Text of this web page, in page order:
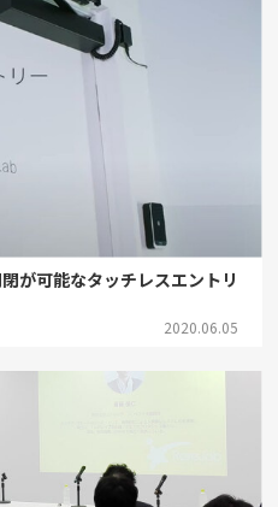
が可能なタッチレスエントリ
2020.06.05